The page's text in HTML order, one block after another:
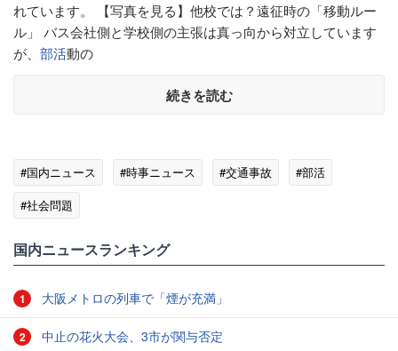
れています。 【写真を見る】他校では？遠征時の「移動ルー
ル」 バス会社側と学校側の主張は真っ向から対立しています
が、 部活動の
続きを読む
#国内ニュース #時事ニュース #交通事故
#部活
#社会問題
国内ニュースランキング
1 大阪メトロの列車で「煙が充満」
2 中止の花火大会、3市が関与否定